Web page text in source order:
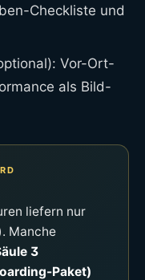
Checkliste und
Vor-Ort-
als Bild-
liefern nur
Manche
3
Paket)